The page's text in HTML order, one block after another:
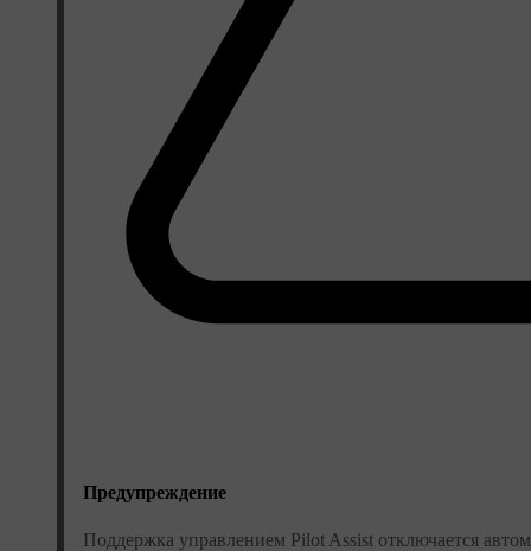
Предупреждение
Поддержка управлением Pilot Assist отключается